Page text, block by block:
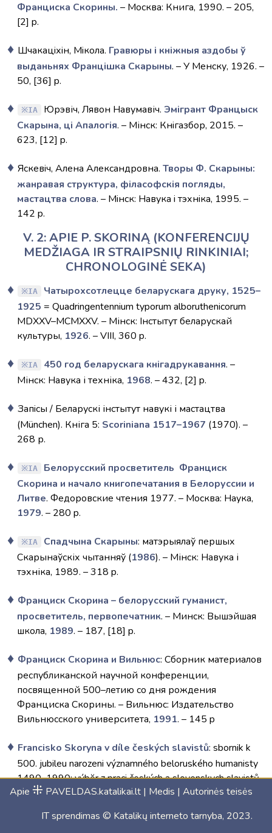
Франциска Скорины. – Москва: Книга, 1990. – 205,
[2] p.
Шчакацiхiн, Мiкола. Гравюры i кнiжныя аздобы ў
выданьнях Францiшка Скарыны. – У Менску, 1926. –
50, [36] p.
IA Юрэвіч, Лявон Навумавіч. Эмігрант Францыск
Скарына, ці Апалогія. – Мінск: Кнiгазбор, 2015. –
623, [12] p.
Яскевiч, Алена Александровна. Творы Ф. Скарыны:
жанравая структура, фiласофскiя погляды,
мастацтва слова. – Мiнск: Навука i тэхнiка, 1995. –
142 p.
V. 2: APIE P. SKORINĄ (KONFERENCIJŲ
MEDŽIAGA IR STRAIPSNIŲ RINKINIAI;
CHRONOLOGINĖ SEKA)
IA
Чатырохсотлецце беларускага друку, 1525–
1925 = Quadringentennium typorum alboruthenicorum
MDXXV–MCMXXV. – Мінск: Інстытут беларускай
культуры, 1926. – VIII, 360 p.
IA 450 год беларускага кнiгадрукавання. –
Мінск: Навука і техніка, 1968. – 432, [2] p.
Запiсы / Беларускі інстытут навукі і мастацтва
(München). Кніга 5: Scoriniana 1517–1967 (1970). –
268 р.
IA
Белорусский просветитель Франциск
Скорина и начало книгопечатания в Белоруссии и
Литве. Федоровские чтения 1977. – Москва: Наука,
1979. – 280 p.
IA Спадчына Скарыны: матэрыялаў першых
Скарынаўскіх чытанняў (1986). – Мінск: Навука і
тэхніка, 1989. – 318 p.
Франциск Скорина – белорусский гуманист,
просветитель, первопечатник. – Минск: Вышэйшая
школа, 1989. – 187, [18] p.
Франциск Скорина и Вильнюс: Сборник материалов
республиканской научной конференции,
посвященной 500–летию со дня рождения
Франциска Скорины. – Вильнюс: Издательство
Вильнюсского университета, 1991. – 145 p
Francisko Skoryna v díle českých slavistů: sbornik k
500. jubileu narozeni významného beloruského humanisty
1490–1990: výbĕr z praci českých a slovenskych slavistů
a malo dostupných textů souvisejicich s timto tématem /
Slovanská knihovna, 1992. – 257 s.
Apie ⁜ PAVELDAS.katalikai.lt | Medis | Autorinės teisės
IT sprendimas © Katalikų interneto tarnyba, 2023.